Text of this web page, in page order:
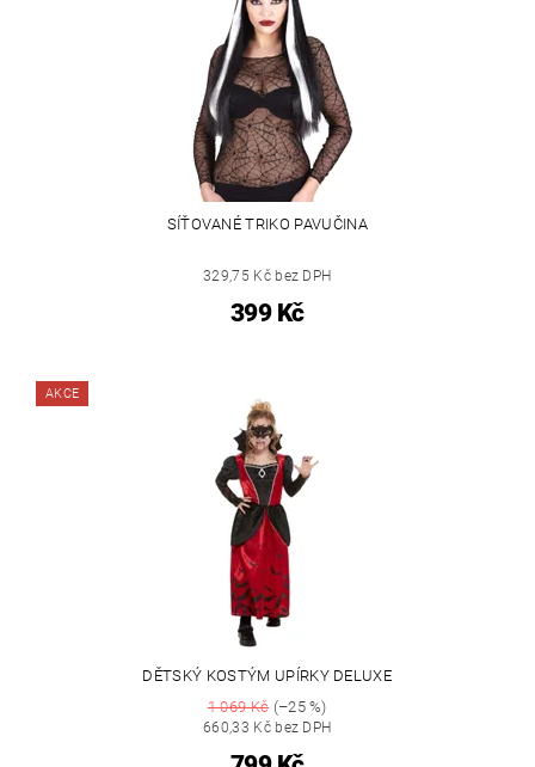
SÍŤOVANÉ TRIKO PAVUČINA
329,75 Kč bez DPH
399 Kč
AKCE
DĚTSKÝ KOSTÝM UPÍRKY DELUXE
1 069 Kč(–25 %)
660,33 Kč bez DPH